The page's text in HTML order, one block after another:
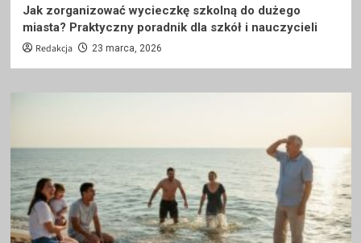
Jak zorganizować wycieczkę szkolną do dużego
miasta? Praktyczny poradnik dla szkół i nauczycieli
Redakcja 23 marca, 2026